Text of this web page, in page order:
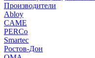
Производители
Abloy
CAME
PERCo
Smartec
Ростов-Дон